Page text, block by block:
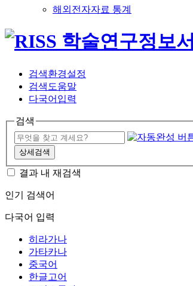
해외전자자료 통계
검색환경설정
검색도움말
다국어입력
검색
상세검색
결과 내 재검색
인기 검색어
다국어 입력
히라가나
가타카나
중국어
한글고어